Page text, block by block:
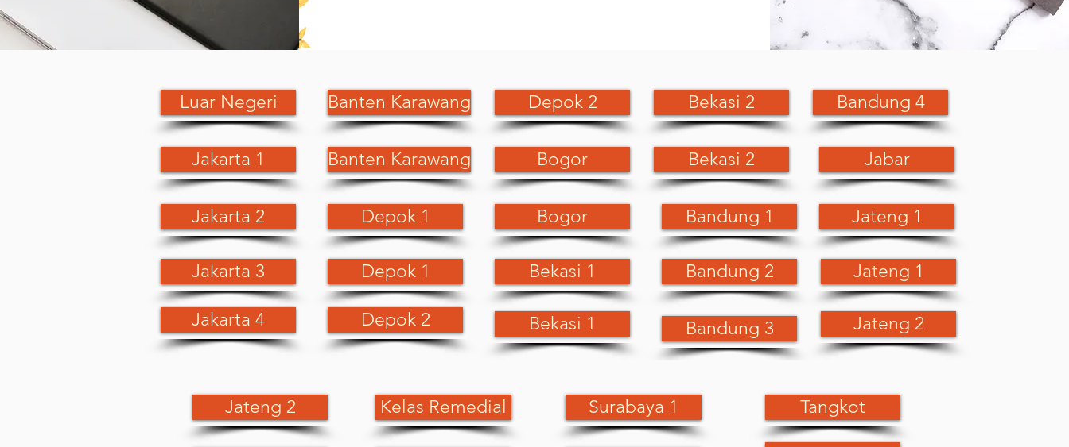
Luar Negeri Banten Karawang Depok 2 Bekasi 2 Bandung 4
Jakarta 1 Banten Karawang Bogor Bekasi 2 Jabar
Jakarta 2
Jakarta 3
Jakarta 4
Depok 1
Depok 1
Depok 2
Bogor
Bekasi 1
Bekasi 1
Bandung 1 Jateng 1
Bandung 2 Jateng 1
Bandung 3 Jateng 2
Jateng 2 Kelas Remedial Surabaya 1 Tangkot